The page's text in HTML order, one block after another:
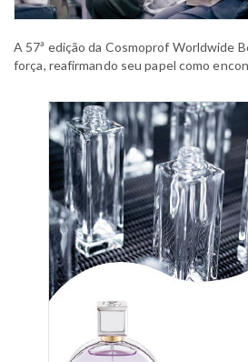
A 57ª edição da Cosmoprof Worldwide
força, reafirmando seu papel como